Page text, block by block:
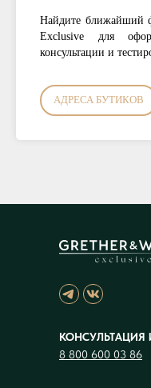
Найдите ближайший
Exclusive для
консультации и
АДРЕСА БУТИКОВ
КОНСУЛЬТАЦИЯ
8 800 600 03 86